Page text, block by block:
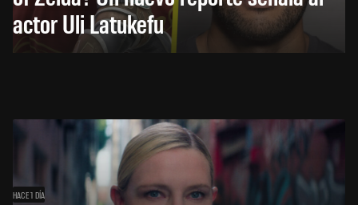
actor Uli Latukefu
HACE 1 DÍA